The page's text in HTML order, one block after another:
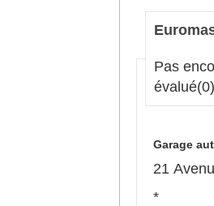
Pas
évalué(0)
Garage
21
*